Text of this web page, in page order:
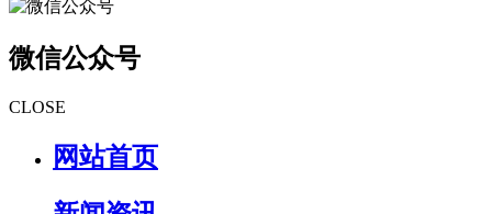
微信公众号
CLOSE
网站首页